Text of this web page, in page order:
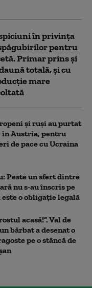
în privința
pentru
Primar prins și
totală, și cu
mare
și ruși au purtat
Austria, pentru
de pace cu Ucraina
Peste un sfert dintre
nu s-au înscris pe
o obligație legală
acasă!”. Val de
bărbat a desenat o
pe o stâncă de